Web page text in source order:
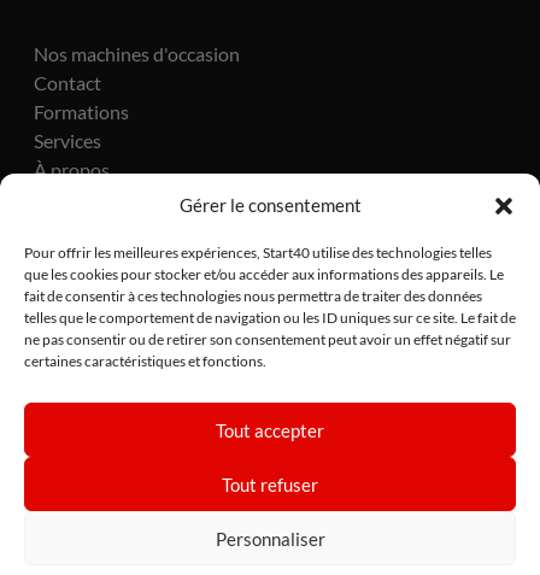
Gérer le consentement
Pour offrir les meilleures expériences, Start40 utilise des technologies telles
que les cookies pour stocker et/ou accéder aux informations des appareils. Le
fait de consentir à ces technologies nous permettra de traiter des données
telles que le comportement de navigation ou les ID uniques sur ce site. Le fait de
ne pas consentir ou de retirer son consentement peut avoir un effet négatif sur
certaines caractéristiques et fonctions.
Tout accepter
Tout refuser
Personnaliser
Nos machines d'occasion
Contact
Formations
Services
À propos
Site réalisé par Lézards Création